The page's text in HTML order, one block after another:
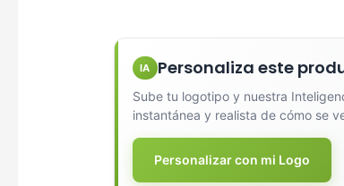
IA Personaliza este
Sube tu logotipo y nuestra
instantánea y realista de cómo se
Personalizar con mi Logo